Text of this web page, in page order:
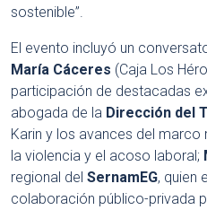
sostenible”.
El evento incluyó un
María Cáceres (Caja Los
participación de destacadas
abogada de la Dirección del
Karin y los avances del
la violencia y el acoso laboral;
regional del SernamEG, quien
colaboración público-privada